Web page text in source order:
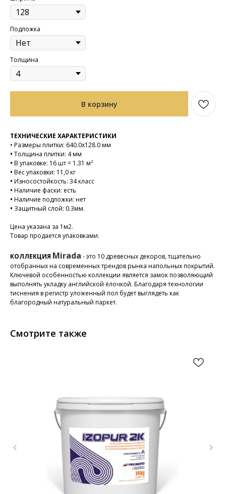
Подложка
Толщина
В корзину
ТЕХНИЧЕСКИЕ ХАРАКТЕРИСТИКИ
• Размеры плитки: 640.0x128.0 мм
• Толщина плитки: 4 мм
• В упаковке: 16 шт = 1.31 м²
• Вес упаковки: 11,0 кг
• Износостойкость: 34 класс
• Наличие фаски: есть
• Наличие подложки: нет
• Защитный слой: 0.3мм.
Цена указана за 1м2.
Товар продается упаковками.
КОЛЛЕКЦИЯ Mirada - это 10 древесных декоров, тщательно
отобранных на современных трендов рынка напольных покрытий.
Ключевой особенностью коллекции является замок позволяющий
выполнять укладку английской ёлочкой. Благодаря технологии
тиснения в регистр уложенный пол будет выглядеть как
благородный натуральный паркет.
Смотрите также